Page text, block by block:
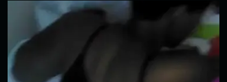
Reprodutor
de